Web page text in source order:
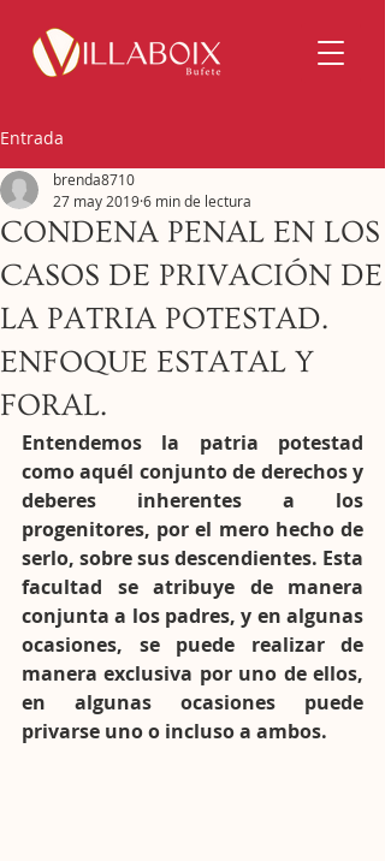
Entrada
CONDENA PENAL EN LOS
CASOS DE PRIVACIÓN DE
LA PATRIA POTESTAD.
ENFOQUE ESTATAL Y
FORAL.
brenda8710
27 may 20196 min de lectura
Entendemos la patria potestad
como aquél conjunto de derechos y
deberes inherentes a los
progenitores, por el mero hecho de
serlo, sobre sus descendientes. Esta
facultad se atribuye de manera
conjunta a los padres, y en algunas
ocasiones, se puede realizar de
manera exclusiva por uno de ellos,
en algunas ocasiones puede
privarse uno o incluso a ambos.